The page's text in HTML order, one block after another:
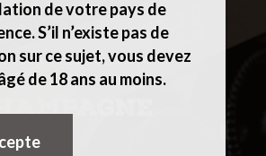
de votre pays de
S’il n’existe pas de
sur ce sujet, vous devez
de 18 ans au moins.
LES BULLES